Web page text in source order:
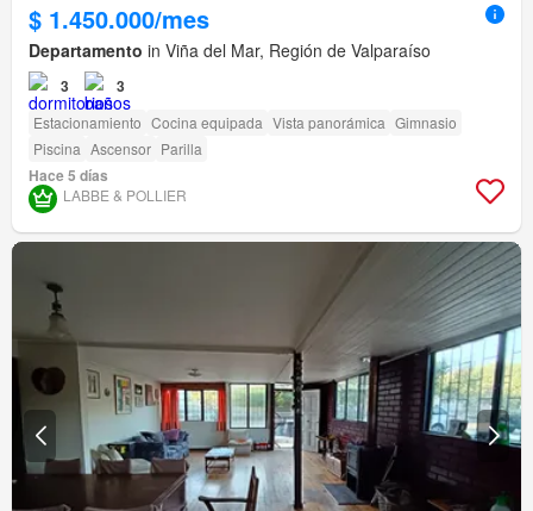
$ 1.450.000/mes
Departamento in Viña del Mar, Región de Valparaíso
3 3
Estacionamiento Cocina equipada Vista panorámica Gimnasio
Piscina Ascensor Parilla
Hace 5 días
LABBE & POLLIER